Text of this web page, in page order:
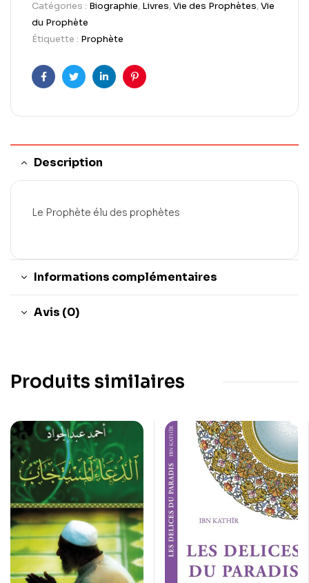
Catégories : Biographie, Livres,Vie des Prophètes,Vie
du Prophète
Étiquette : Prophète
FacebookTwitterLinkedInPinterest
Description
Le Prophète élu des prophètes
Informations complémentaires
Avis (0)
Produits similaires